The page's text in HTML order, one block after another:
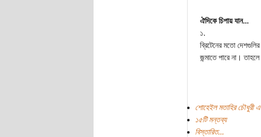
ঐদিকে চিপায় যান...
১.
ব্রিটেনের মতো
জন্মাতে পারে না।
শোহেইল মতাহির চৌধুরী
১৫টি মন্তব্য
বিস্তারিত...